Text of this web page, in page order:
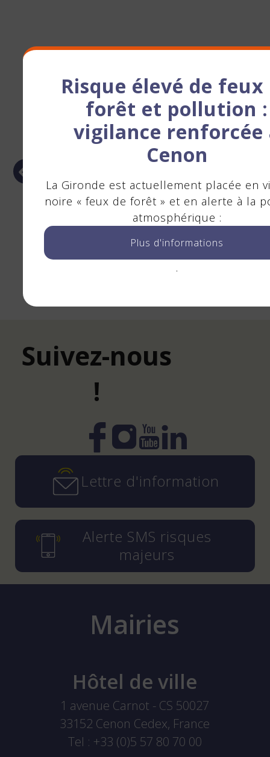
Previous
Risque orange feux de
forêt
En savoir +
Suivez-nous
!
Instagram
YouTube
LinkedIn
Lettre d'information
Alerte SMS risques
majeurs
Mairies
Hôtel de ville
1 avenue Carnot - CS 50027
33152 Cenon Cedex, France
Tel : +33 (0)5 57 80 70 00
Risque élevé de feux
forêt et pollution :
vigilance renforcée
Cenon
La Gironde est actuellement placée en
noire « feux de forêt » et en alerte à la
atmosphérique :
Plus d'informations
.